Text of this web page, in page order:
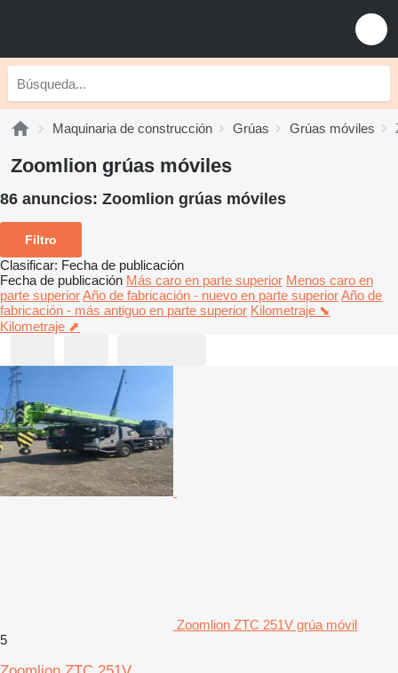
Maquinaria de construcción Grúas Grúas móviles
Zoomlion grúas móviles
86 anuncios: Zoomlion grúas móviles
Filtro
Clasificar: Fecha de publicación
Fecha de publicación Más caro en parte superior Menos caro en
parte superiorAño de fabricación - nuevo en parte superiorAño de
fabricación - más antiguo en parte superior Kilometraje ⬊
Kilometraje ⬈
Zoomlion ZTC 251V grúa móvil
5